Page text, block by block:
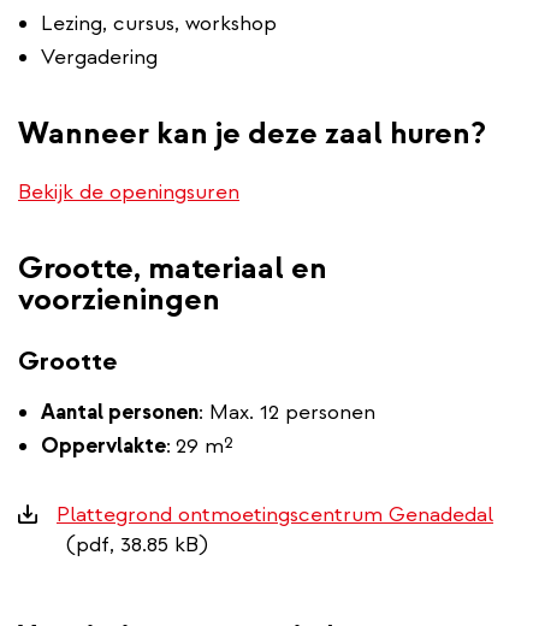
Lezing, cursus, workshop
Vergadering
Wanneer kan je deze zaal huren?
Bekijk de openingsuren
Grootte, materiaal en
voorzieningen
Grootte
Aantal personen: Max. 12 personen
Oppervlakte: 29 m²
Downloads
Plattegrond ontmoetingscentrum Genadedal
(pdf, 38.85 kB)